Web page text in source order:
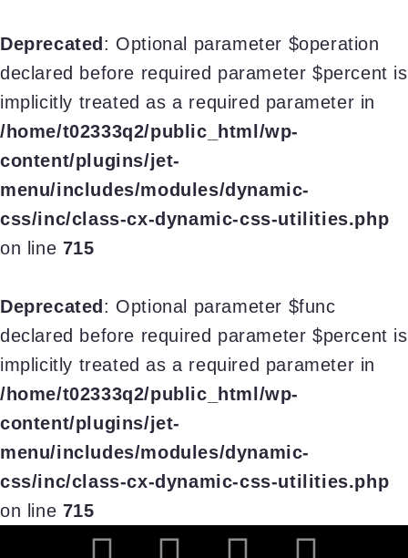
Deprecated : Optional parameter $operation
declared before required parameter $percent is
implicitly treated as a required parameter in
/home/t02333q2/public_html/wp-
content/plugins/jet-
menu/includes/modules/dynamic-
css/inc/class-cx-dynamic-css-utilities.php
on line 715
Deprecated : Optional parameter $func
declared before required parameter $percent is
implicitly treated as a required parameter in
/home/t02333q2/public_html/wp-
content/plugins/jet-
menu/includes/modules/dynamic-
css/inc/class-cx-dynamic-css-utilities.php
on line 715